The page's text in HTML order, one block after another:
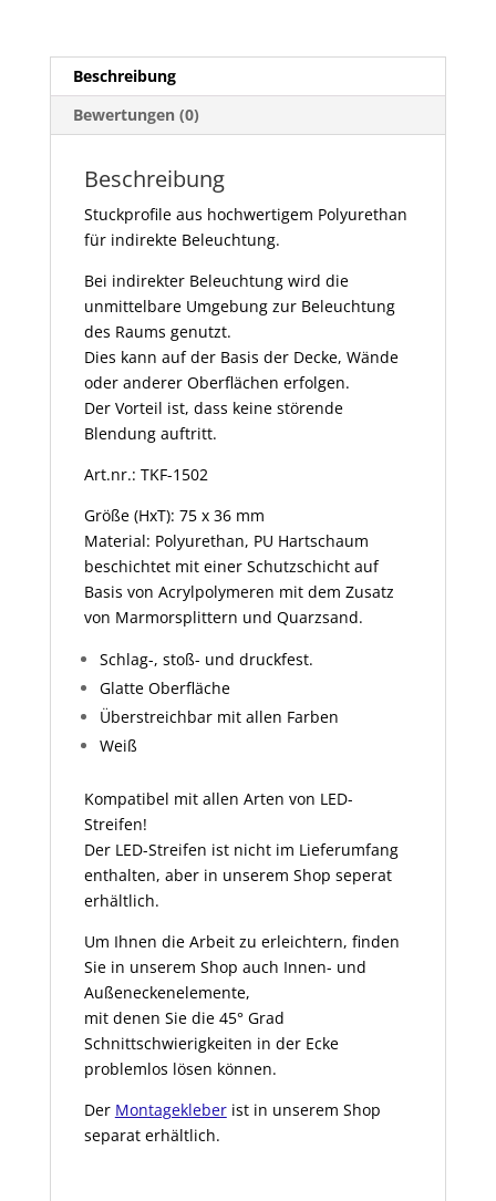
Beschreibung
Bewertungen (0)
Beschreibung
Stuckprofile aus hochwertigem Polyurethan
für indirekte Beleuchtung.
Bei indirekter Beleuchtung wird die
unmittelbare Umgebung zur Beleuchtung
des Raums genutzt.
Dies kann auf der Basis der Decke, Wände
oder anderer Oberflächen erfolgen.
Der Vorteil ist, dass keine störende
Blendung auftritt.
Art.nr.: TKF-1502
Größe (HxT): 75 x 36 mm
Material: Polyurethan, PU Hartschaum
beschichtet mit einer Schutzschicht auf
Basis von Acrylpolymeren mit dem Zusatz
von Marmorsplittern und Quarzsand.
Schlag-, stoß- und druckfest.
Glatte Oberfläche
Überstreichbar mit allen Farben
Weiß
Kompatibel mit allen Arten von LED-
Streifen!
Der LED-Streifen ist nicht im Lieferumfang
enthalten, aber in unserem Shop seperat
erhältlich.
Um Ihnen die Arbeit zu erleichtern, finden
Sie in unserem Shop auch Innen- und
Außeneckenelemente,
mit denen Sie die 45° Grad
Schnittschwierigkeiten in der Ecke
problemlos lösen können.
Der Montagekleberist in unserem Shop
separat erhältlich.